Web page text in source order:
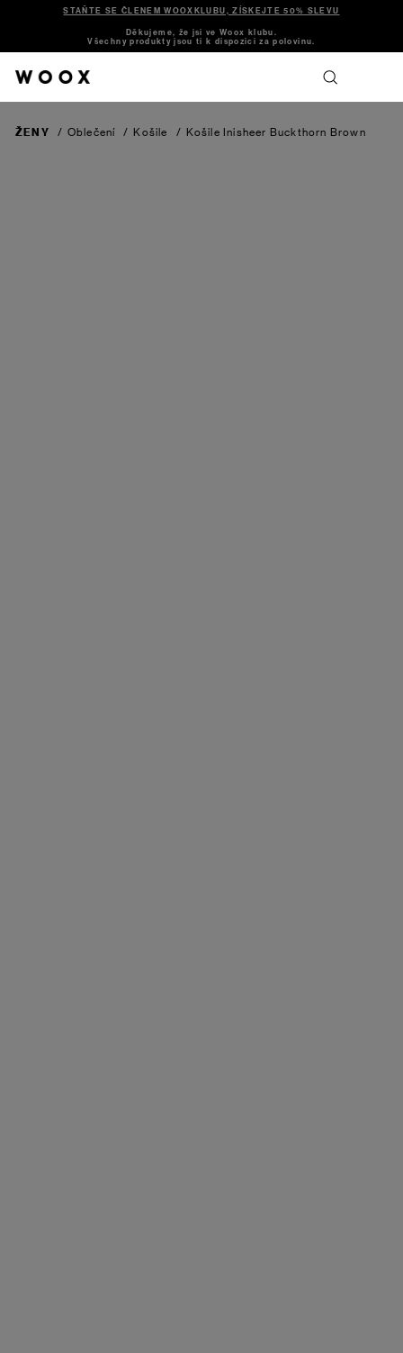
STAŇTE SE ČLENEM WOOXKLUBU, ZÍSKEJTE 50% SLEVU
Děkujeme, že jsi ve Woox klubu.
Všechny produkty jsou ti k dispozici za polovinu.
ŽENY / Oblečení / Košile / Košile Inisheer Buckthorn Brown